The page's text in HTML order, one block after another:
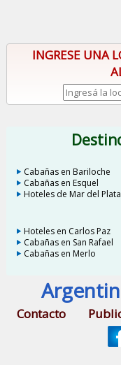
INGRESE UNA
Cabañas en Bariloche
Cabañas en Esquel
Hoteles de Mar del Plata
Hoteles en Carlos Paz
Cabañas en San Rafael
Cabañas en Merlo
Contacto